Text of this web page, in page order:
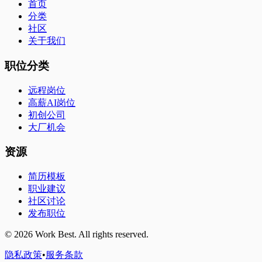
首页
分类
社区
关于我们
职位分类
远程岗位
高薪AI岗位
初创公司
大厂机会
资源
简历模板
职业建议
社区讨论
发布职位
© 2026 Work Best. All rights reserved.
隐私政策•服务条款